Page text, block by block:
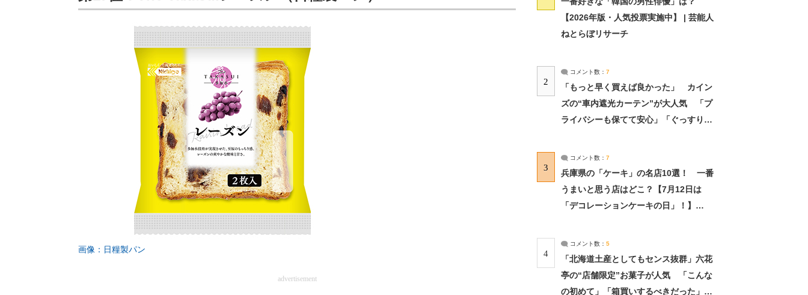
画像：日糧製パン
advertisement
【2026年版・人気投票実施中】 | 芸能人
ねとらぼリサーチ
2
コメント数： 7
「もっと早く買えば良かった」 カイン
ズの“車内遮光カーテン”が大人気 「プ
ライバシーも保てて安心」「ぐっすり眠
3
コメント数： 7
兵庫県の「ケーキ」の名店10選！ 一番
うまいと思う店はどこ？【7月12日は
「デコレーションケーキの日」！】
4
コメント数： 5
「北海道土産としてもセンス抜群」六花
亭の“店舗限定”お菓子が人気 「こんな
の初めて」「箱買いするべきだった」